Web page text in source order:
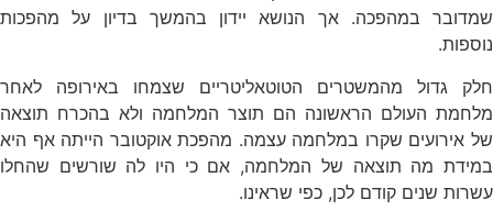
שמדובר במהפכה. אך הנושא יידון בהמשך בדיון על מהפכות
נוספות.
חלק גדול מהמשטרים הטוטאליטריים שצמחו באירופה לאחר
מלחמת העולם הראשונה הם תוצר המלחמה ולא בהכרח תוצאה
של אירועים שקרו במלחמה עצמה. מהפכת אוקטובר הייתה אף היא
במידת מה תוצאה של המלחמה, אם כי היו לה שורשים שהחלו
עשרות שנים קודם לכן, כפי שראינו.